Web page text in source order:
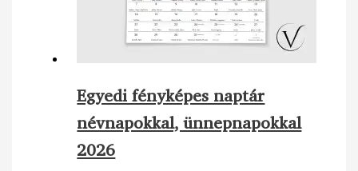
Egyedi fényképes naptár
névnapokkal, ünnepnapokkal
2026